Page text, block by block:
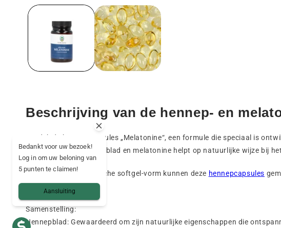
openen
Beschrijving van de hennep- en
Ontdek de hennepcapsules „Melatonine“, een formule die speciaal is
combinatie van hennepblad en melatonine helpt op natuurlijke wijze bij
Dankzij hun veganistische softgel-vorm kunnen deze hennepcapsules
Samenstelling:
Hennepblad: Gewaardeerd om zijn natuurlijke eigenschappen die
Bedankt voor uw bezoek!
Log in om uw beloning van
5 punten te claimen!
Aansluiting